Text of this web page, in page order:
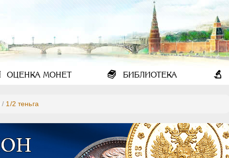
ОЦЕНКАМОНЕТ БИБЛИОТЕКА
/ 1/2 теньга